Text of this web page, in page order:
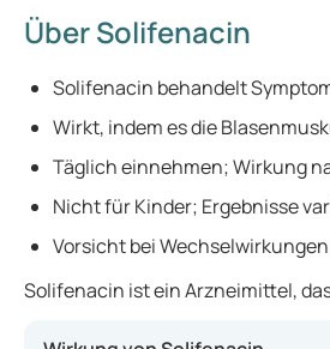
Über Solifenacin
Solifenacin behandelt
Wirkt, indem es die
Täglich einnehmen; Wirkung
Nicht für Kinder; Ergebnisse
Vorsicht bei
Solifenacin ist ein Arzneimittel,